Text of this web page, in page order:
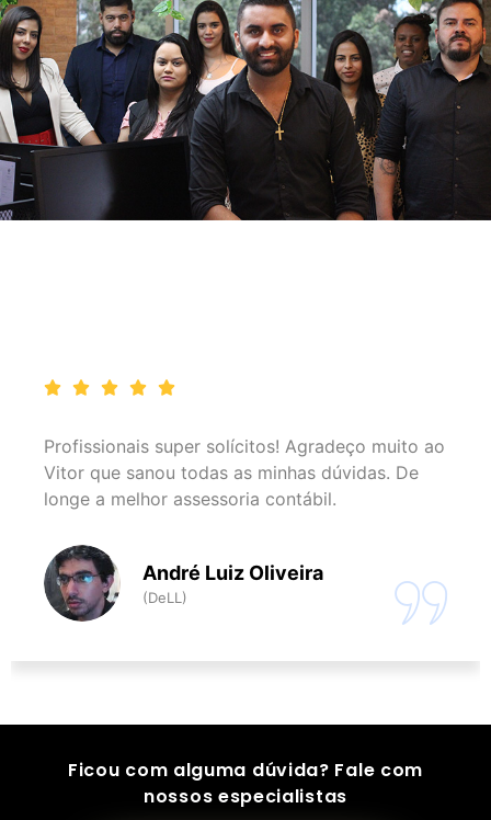
Profissionais super solícitos! Agradeço muito ao
Vitor que sanou todas as minhas dúvidas. De
longe a melhor assessoria contábil.
André Luiz Oliveira
(DeLL)
Ficou com alguma dúvida? Fale com
nossos especialistas